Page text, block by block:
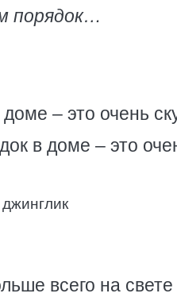
порядок…
– это очень
в доме – это
всего на